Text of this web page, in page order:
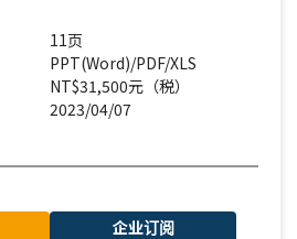
11页
PPT(Word)/PDF/XLS
NT$31,500元（税）
2023/04/07
企业订阅